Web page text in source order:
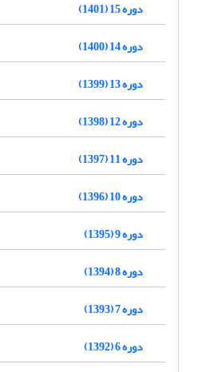
دوره 15 (1401)
دوره 14 (1400)
دوره 13 (1399)
دوره 12 (1398)
دوره 11 (1397)
دوره 10 (1396)
دوره 9 (1395)
دوره 8 (1394)
دوره 7 (1393)
دوره 6 (1392)